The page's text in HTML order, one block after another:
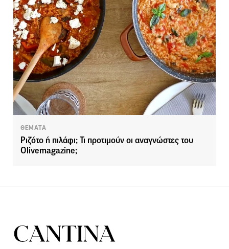
ΘΕΜΑΤΑ
Ριζότο ή πιλάφι; Τι προτιμούν οι αναγνώστες του
Olivemagazine;